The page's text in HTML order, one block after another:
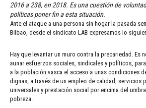
2016 a 238, en 2018. Es una cuestión de
políticas poner fin a esta situación.
Ante el ataque a una persona sin hogar la pasada
Bilbao, desde el sindicato LAB expresamos lo
Hay que levantar un muro contra la precariedad. Es
aunar esfuerzos sociales, sindicales y políticos,
a la población vasca el acceso a unas condiciones
dignas, a través de un empleo de calidad, servicios
universales y prestación social por encima del
pobreza.